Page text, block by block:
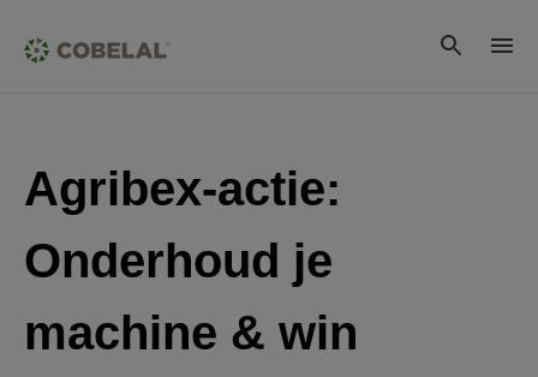
Agribex-actie:
Onderhoud je
machine & win